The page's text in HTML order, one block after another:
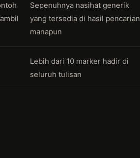
Sepenuhnya nasihat generik
yang tersedia di hasil pencarian
manapun
Lebih dari 10 marker hadir di
seluruh tulisan